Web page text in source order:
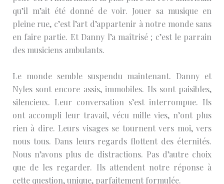
qu’il m’ait été donné de voir. Jouer sa musique en
pleine rue, c’est l’art d’appartenir à notre monde sans
en faire partie. Et Danny l’a maîtrisé ; c’est le parrain
des musiciens ambulants.
Le monde semble suspendu maintenant. Danny et
Nyles sont encore assis, immobiles. Ils sont paisibles,
silencieux. Leur conversation s’est interrompue. Ils
ont accompli leur travail, vécu mille vies, n’ont plus
rien à dire. Leurs visages se tournent vers moi, vers
nous tous. Dans leurs regards flottent des éternités.
Nous n’avons plus de distractions. Pas d’autre choix
que de les regarder. Ils attendent notre réponse à
cette question, unique, parfaitement formulée.